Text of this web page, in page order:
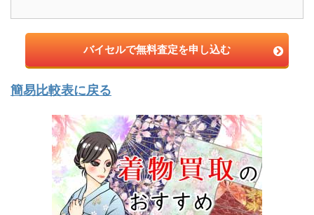
バイセルで無料査定を申し込む
簡易比較表に戻る